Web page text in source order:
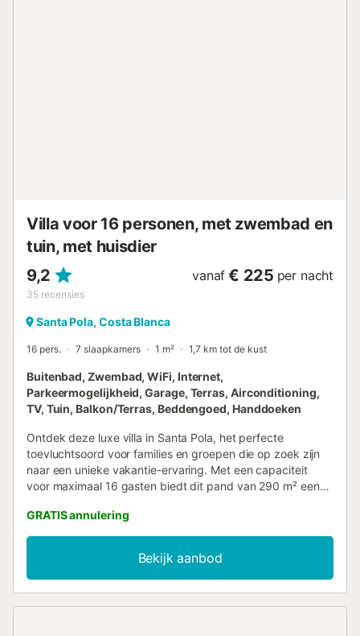
Villa voor 16 personen, met zwembad en
tuin, met huisdier
9,2
35 recensies
vanaf € 225 per nacht
Santa Pola, Costa Blanca
16 pers. 7 slaapkamers 1 m² 1,7 km tot de kust
Buitenbad, Zwembad, WiFi, Internet,
Parkeermogelijkheid, Garage, Terras, Airconditioning,
TV, Tuin, Balkon/Terras, Beddengoed, Handdoeken
Ontdek deze luxe villa in Santa Pola, het perfecte
toevluchtsoord voor families en groepen die op zoek zijn
naar een unieke vakantie-ervaring. Met een capaciteit
voor maximaal 16 gasten biedt dit pand van 290 m² een
strategisch geplaatste bedden. De villa beschikt over
indrukwekkende faciliteiten, waardoor het ideaal is voor
een onvergetelijke vakantie. Geniet van een privé-
zwembad op het dak, een zonnig terras en een
barbecueplek, perfect voor sociale bijeenkomsten. De
GRATIS annulering
Bekijk aanbod